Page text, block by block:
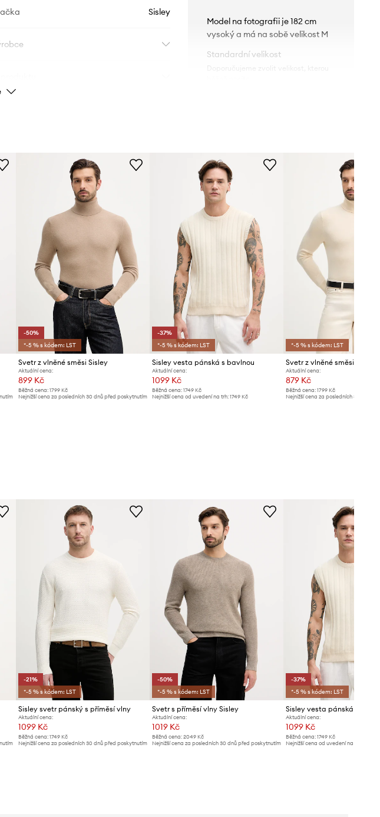
Sisley
Model na fotografii je 182 cm
vysoký a má na sobě velikost M
Standardní velikost
Doporučujeme zvolit velikost, kterou
-50%
*-5 % s kódem: LST
Svetr z vlněné směsi Sisley
Aktuální cena:
899 Kč
Běžná cena: 1799 Kč
Nejnižší cena za posledních 30 dnů před poskytnutím
-37%
*-5 % s kódem: LST
Sisley vesta pánská s bavlnou
Aktuální cena:
1099 Kč
Běžná cena:1749 Kč
Nejnižší cena od uvedení na trh:1749 Kč
*-5 % s kódem: LST
Svetr z vlněné směsi Sisley
Aktuální cena:
879 Kč
Běžná cena: 1799 Kč
Nejnižší cena za posledních 30 dnů
-21%
*-5 % s kódem: LST
Sisley svetr pánský s příměsí vlny
Aktuální cena:
1099 Kč
Běžná cena: 1749 Kč
Nejnižší cena za posledních 30 dnů před poskytnutím
-50%
*-5 % s kódem: LST
Svetr s příměsí vlny Sisley
Aktuální cena:
1019 Kč
Běžná cena:2049 Kč
Nejnižší cena za posledních 30 dnů před poskytnutím
-37%
*-5 % s kódem: LST
Sisley vesta pánská s
Aktuální cena:
1099 Kč
Běžná cena: 1749 Kč
Nejnižší cena od uvedení na trh: